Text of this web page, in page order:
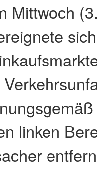
Mittwoch
linken